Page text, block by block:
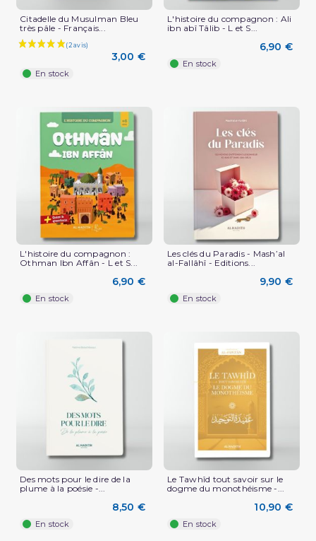
Citadelle du Musulman Bleu
très pâle - Français...
3,00 €
En stock
L'histoire du compagnon : Ali
ibn abî Tâlib - L et S...
6,90 €
En stock
L'histoire du compagnon :
Othman Ibn Affân - L et S...
6,90 €
En stock
Les clés du Paradis - Mash’al
al-Fallâhî - Editions...
9,90 €
En stock
Des mots pour le dire de la
plume à la poésie -...
8,50 €
En stock
Le Tawhîd tout savoir sur le
dogme du monothéisme -...
10,90 €
En stock